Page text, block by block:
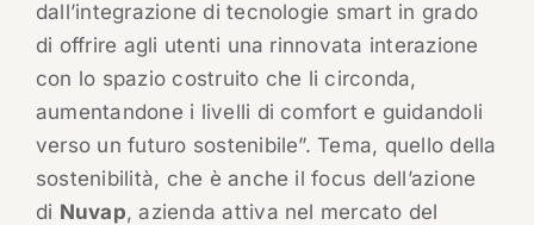
dall’integrazione di tecnologie smart in grado
di offrire agli utenti una rinnovata interazione
con lo spazio costruito che li circonda,
aumentandone i livelli di comfort e guidandoli
verso un futuro sostenibile”. Tema, quello della
sostenibilità, che è anche il focus dell’azione
di Nuvap, azienda attiva nel mercato del